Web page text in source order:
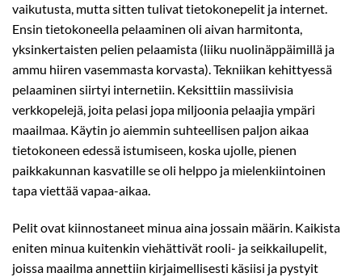
vaikutusta, mutta sitten tulivat tietokonepelit ja internet.
Ensin tietokoneella pelaaminen oli aivan harmitonta,
yksinkertaisten pelien pelaamista (liiku nuolinäppäimillä ja
ammu hiiren vasemmasta korvasta). Tekniikan kehittyessä
pelaaminen siirtyi internetiin. Keksittiin massiivisia
verkkopelejä, joita pelasi jopa miljoonia pelaajia ympäri
maailmaa. Käytin jo aiemmin suhteellisen paljon aikaa
tietokoneen edessä istumiseen, koska ujolle, pienen
paikkakunnan kasvatille se oli helppo ja mielenkiintoinen
tapa viettää vapaa-aikaa.
Pelit ovat kiinnostaneet minua aina jossain määrin. Kaikista
eniten minua kuitenkin viehättivät rooli- ja seikkailupelit,
joissa maailma annettiin kirjaimellisesti käsiisi ja pystyit